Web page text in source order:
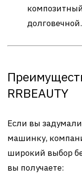
долговечной.
RRBEAUTY
Если вы
машинку,
широкий выбор
вы получаете: